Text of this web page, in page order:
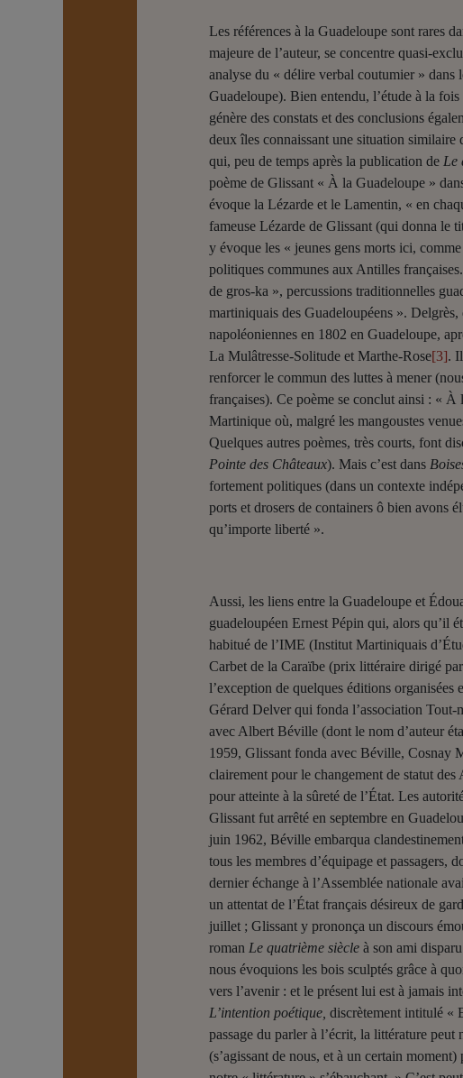
Les références à la Guadeloupe sont rares
majeure de l’auteur, se concentre quasi-
analyse du « délire verbal coutumier » dans
Guadeloupe). Bien entendu, l’étude à la
génère des constats et des conclusions
deux îles connaissant une situation
qui, peu de temps après la publication de Le
poème de Glissant « À la Guadeloupe »
évoque la Lézarde et le Lamentin, « en
fameuse Lézarde de Glissant (qui donna le
y évoque les « jeunes gens morts ici,
politiques communes aux Antilles
de gros-ka », percussions traditionnelles
martiniquais des Guadeloupéens ».
napoléoniennes en 1802 en Guadeloupe,
La Mulâtresse-Solitude et Marthe-Rose[3].
renforcer le commun des luttes à mener
françaises). Ce poème se conclut ainsi : «
Martinique où, malgré les mangoustes
Quelques autres poèmes, très courts, font
Pointe des Châteaux). Mais c’est dans
fortement politiques (dans un contexte
ports et drosers de containers ô bien avons
qu’importe liberté ».
Aussi, les liens entre la Guadeloupe et
guadeloupéen Ernest Pépin qui, alors qu’il
habitué de l’IME (Institut Martiniquais
Carbet de la Caraïbe (prix littéraire dirigé
l’exception de quelques éditions
Gérard Delver qui fonda l’association Tout-
avec Albert Béville (dont le nom d’auteur
1959, Glissant fonda avec Béville, Cosnay
clairement pour le changement de statut
pour atteinte à la sûreté de l’État. Les
Glissant fut arrêté en septembre en
juin 1962, Béville embarqua
tous les membres d’équipage et
dernier échange à l’Assemblée nationale
un attentat de l’État français désireux de
juillet ; Glissant y prononça un discours
roman Le quatrième siècle à son ami
nous évoquions les bois sculptés grâce à
vers l’avenir : et le présent lui est à jamais
L’intention poétique, discrètement intitulé «
passage du parler à l’écrit, la littérature
(s’agissant de nous, et à un certain